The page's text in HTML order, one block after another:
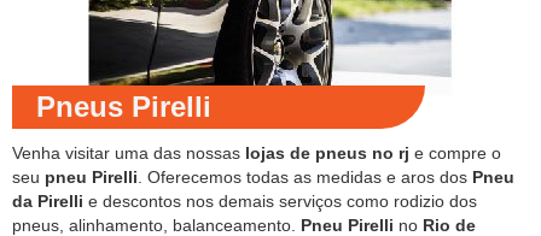
Pneus Pirelli
Venha visitar uma das nossas lojas de pneus no rj e compre o
seu pneu Pirelli . Oferecemos todas as medidas e aros dos Pneu
da Pirelli e descontos nos demais serviços como rodizio dos
pneus, alinhamento, balanceamento. Pneu Pirelli no Rio de